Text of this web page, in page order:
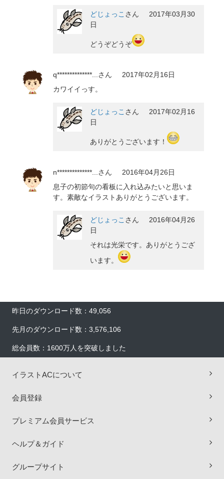
どじょっこ さん
2017年03月30
日
どうぞどうぞ
q**************...さん
2017年02月16日
カワイイっす。
どじょっこ さん
2017年02月16
日
ありがとうございます！
n**************...さん
2016年04月26日
息子の初節句の看板に入れ込みたいと思いま
す。素敵なイラストありがとうございます。
どじょっこ さん
2016年04月26
日
それは光栄です。ありがとうござ
います。
昨日のダウンロード数：49,056
先月のダウンロード数：3,576,106
総会員数：1600万人を突破しました
イラストACについて
会員登録
プレミアム会員サービス
ヘルプ＆ガイド
グループサイト